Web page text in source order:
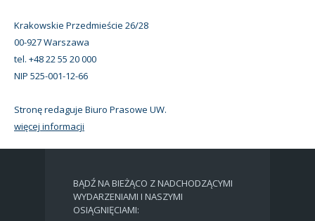
Krakowskie Przedmieście 26/28
00-927 Warszawa
tel. +48 22 55 20 000
NIP 525-001-12-66
Stronę redaguje Biuro Prasowe UW.
więcej informacji
BĄDŹ NA BIEŻĄCO Z NADCHODZĄCYMI
WYDARZENIAMI I NASZYMI
OSIĄGNIĘCIAMI: